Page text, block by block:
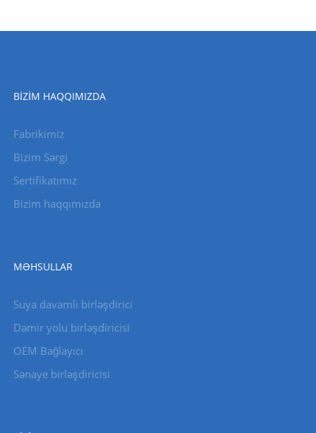
BIZIM HAQQIMIZDA
Fabrikimiz
Bizim Sərgi
Sertifikatımız
Bizim haqqımızda
MƏHSULLAR
Suya davamlı birləşdirici
Dəmir yolu birləşdiricisi
OEM Bağlayıcı
Sənaye birləşdiricisi